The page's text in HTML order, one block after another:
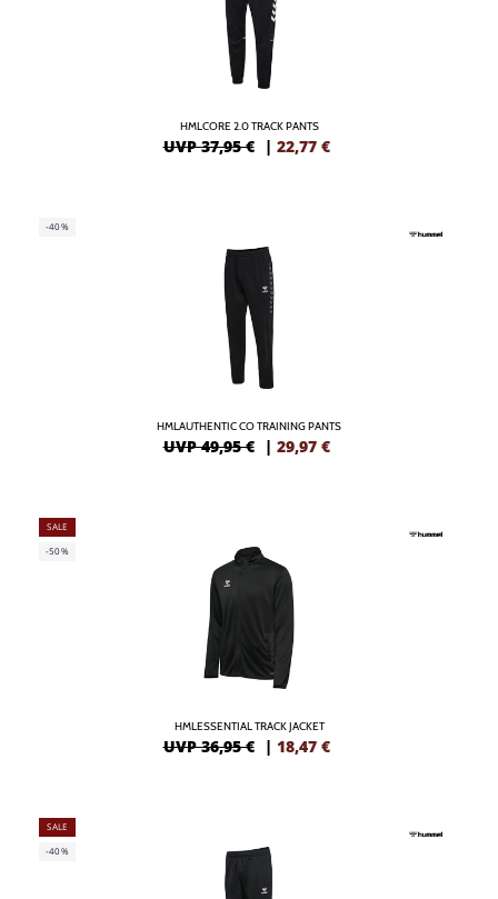
HMLCORE 2.0 TRACK PANTS
UVP 37,95 € | 22,77 €
-40%
HMLAUTHENTIC CO TRAINING PANTS
UVP 49,95 € | 29,97 €
SALE
-50%
HMLESSENTIAL TRACK JACKET
UVP 36,95 € | 18,47 €
SALE
-40%